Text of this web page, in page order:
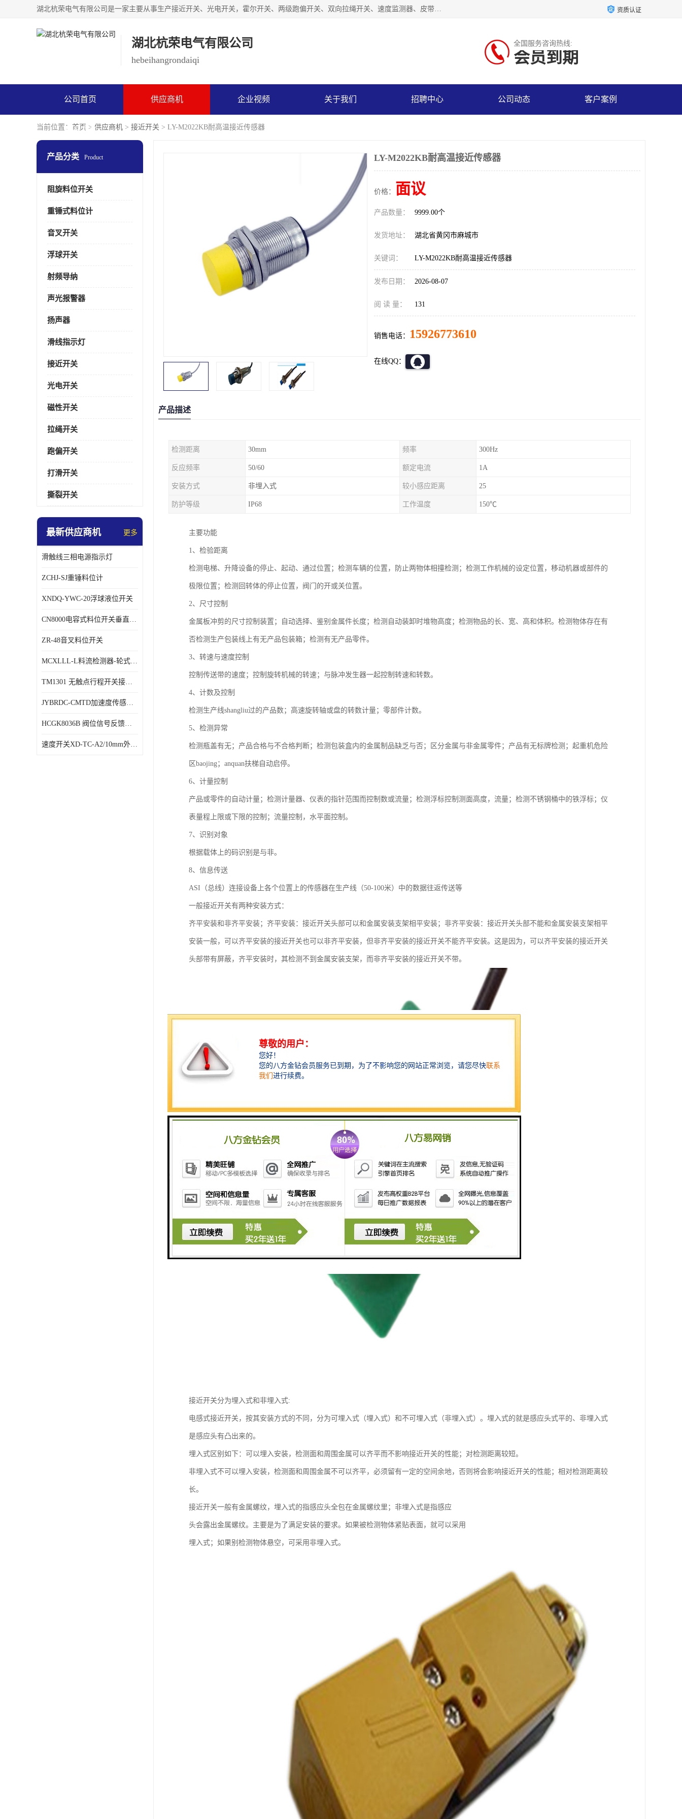
湖北杭荣电气有限公司是一家主要从事生产接近开关、光电开关，霍尔开关、两级跑偏开关、双向拉绳开关、速度监测器、皮带打滑开关、阻旋式料位开关、皮带纵向撕裂开关、溜槽堵塞开关、声光报警器、矿用磁性井筒开关等，主营行业：电气设备、仪器仪表制造, 高低压电器，成套电气设备，矿用防爆机电设备，皮带机综合保护系统，防爆电器，传感器，工矿配件，电器配件，自动化工业机器人的研发，制造，加工销售。 资质认证
湖北杭荣电气有限公司
hebeihangrondaiqi
全国服务咨询热线:
会员到期
公司首页 供应商机 企业视频 关于我们 招聘中心 公司动态 客户案例
联系方式
当前位置： 首页 > 供应商机 > 接近开关 > LY-M2022KB耐高温接近传感器
产品分类 Product
阻旋料位开关
重锤式料位计
音叉开关
浮球开关
射频导纳
声光报警器
扬声器
滑线指示灯
接近开关
光电开关
磁性开关
拉绳开关
跑偏开关
打滑开关
撕裂开关
最新供应商机 更多
滑触线三相电源指示灯
ZCHJ-SJ重锤料位计
XNDQ-YWC-20浮球液位开关
CN8000电容式料位开关垂直安装时
ZR-48音叉料位开关
MCXLLL-L料流检测器-轮式煤流信号控制器
TM1301 无触点行程开关接线在交通设备中的稳定性
JYBRDC-CMTD加速度传感器距离远
HCGK8036B 阀位信号反馈装置 限位开关
速度开关XD-TC-A2/10mm外形图
LY-M2022KB耐高温接近传感器
价格： 面议
产品数量： 9999.00个
发货地址： 湖北省黄冈市麻城市
关键词： LY-M2022KB耐高温接近传感器
发布日期： 2026-08-07
阅 读 量： 131
销售电话： 15926773610
在线QQ：
产品描述
检测距离 30mm 频率 300Hz
反应频率 50/60 额定电流 1A
安装方式 非埋入式 较小感应距离 25
防护等级 IP68 工作温度 150℃
主要功能
1、检验距离
检测电梯、升降设备的停止、起动、通过位置；检测车辆的位置，防止两物体相撞检测；检测工作机械的设定位置，移动机器或部件的
极限位置；检测回转体的停止位置，阀门的开或关位置。
2、尺寸控制
金属板冲剪的尺寸控制装置；自动选择、鉴别金属件长度；检测自动装卸时堆物高度；检测物品的长、宽、高和体积。检测物体存在有
否检测生产包装线上有无产品包装箱；检测有无产品零件。
3、转速与速度控制
控制传送带的速度；控制旋转机械的转速；与脉冲发生器一起控制转速和转数。
4、计数及控制
检测生产线shangliu过的产品数；高速旋转轴或盘的转数计量；零部件计数。
5、检测异常
检测瓶盖有无；产品合格与不合格判断；检测包装盒内的金属制品缺乏与否；区分金属与非金属零件；产品有无标牌检测；起重机危险
区baojing；anquan扶梯自动启停。
6、计量控制
产品或零件的自动计量；检测计量器、仪表的指针范围而控制数或流量；检测浮标控制测面高度，流量；检测不锈钢桶中的铁浮标；仪
表量程上限或下限的控制；流量控制，水平面控制。
7、识别对象
根据载体上的码识别是与非。
8、信息传送
ASI（总线）连接设备上各个位置上的传感器在生产线（50-100米）中的数据往返传送等
一般接近开关有两种安装方式：
齐平安装和非齐平安装；齐平安装：接近开关头部可以和金属安装支架相平安装；非齐平安装：接近开关头部不能和金属安装支架相平
安装一般，可以齐平安装的接近开关也可以非齐平安装，但非齐平安装的接近开关不能齐平安装。这是因为，可以齐平安装的接近开关
头部带有屏蔽，齐平安装时，其检测不到金属安装支架，而非齐平安装的接近开关不带。
接近开关分为埋入式和非埋入式:
电感式接近开关，按其安装方式的不同，分为可埋入式（埋入式）和不可埋入式（非埋入式）。埋入式的就是感应头式平的、非埋入式
是感应头有凸出来的。
埋入式区别如下：可以埋入安装，检测面和周围金属可以齐平而不影响接近开关的性能；对检测距离较短。
非埋入式不可以埋入安装，检测面和周围金属不可以齐平，必须留有一定的空间余地，否则将会影响接近开关的性能；相对检测距离较
长。
接近开关一般有金属螺纹，埋入式的指感应头全包在金属螺纹里；非埋入式是指感应
头会露出金属螺纹。主要是为了满足安装的要求。如果被检测物体紧贴表面，就可以采用
埋入式；如果别检测物体悬空，可采用非埋入式。